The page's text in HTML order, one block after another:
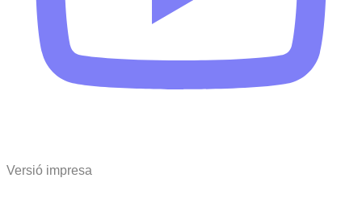
Versió impresa